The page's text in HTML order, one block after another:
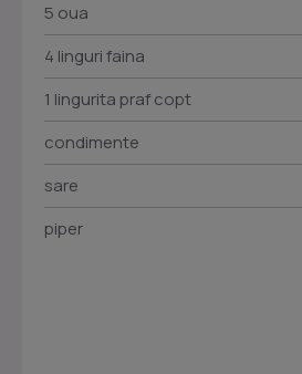
5 oua
4 linguri faina
1 lingurita praf copt
condimente
sare
piper